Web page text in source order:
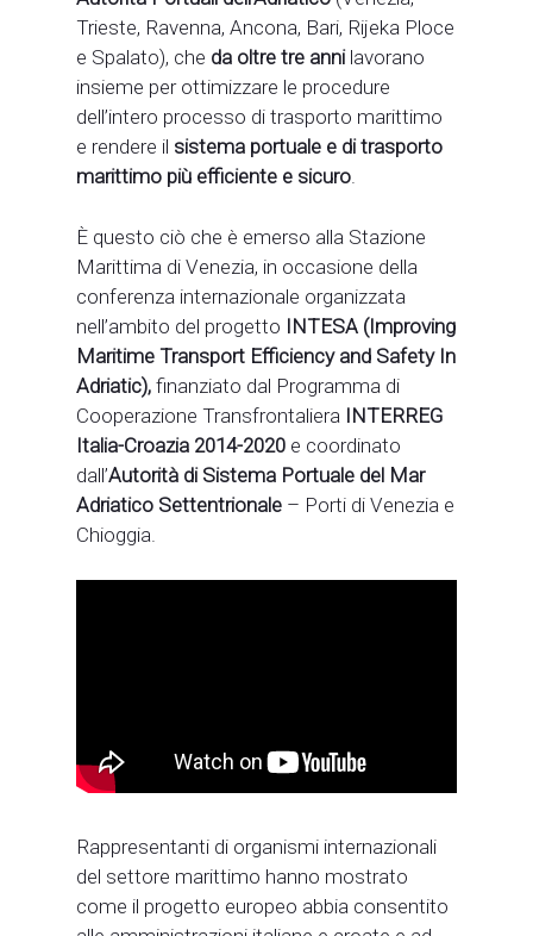
Trieste, Ravenna, Ancona, Bari, Rijeka Ploce
e Spalato), che da oltre tre annilavorano
insieme per ottimizzare le procedure
dell’intero processo di trasporto marittimo
e rendere il sistema portuale e di trasporto
marittimo più efficiente e sicuro.
È questo ciò che è emerso alla Stazione
Marittima di Venezia, in occasione della
conferenza internazionale organizzata
nell’ambito del progetto INTESA (Improving
Maritime Transport Efficiency and Safety In
Adriatic), finanziato dal Programma di
Cooperazione Transfrontaliera INTERREG
Italia-Croazia 2014-2020 e coordinato
dall’Autorità di Sistema Portuale del Mar
Adriatico Settentrionale – Porti di Venezia e
Chioggia.
Rappresentanti di organismi internazionali
del settore marittimo hanno mostrato
come il progetto europeo abbia consentito